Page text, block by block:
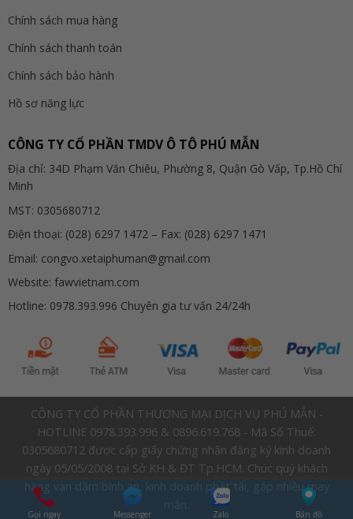
Chính sách mua hàng
Chính sách thanh toán
Chính sách bảo hành
Hồ sơ năng lực
CÔNG TY CỔ PHẦN TMDV Ô TÔ PHÚ MẪN
Địa chỉ: 34D Phạm Văn Chiêu, Phường 8, Quận Gò Vấp, Tp.Hồ Chí
Minh
MST: 0305680712
Điện thoại: (028) 6297 1472 – Fax: (028) 6297 1471
Email: congvo.xetaiphuman@gmail.com
Website: fawvietnam.com
Hotline: 0978.393.996 Chuyên gia tư vấn 24/24h
CÔNG TY CỔ PHẦN THƯƠNG MẠI DỊCH VỤ PHÚ MẪN -
HOTLINE 0978.393.996 & 0896.619.768 - Mã Số Thuế:
0305680712 được cấp giấy chứng nhận đăng ký kinh doanh
ngày 05/05/2008 tại Sở KH & ĐT Tp.HCM. Chúc quý khách
hàng vạn dặm bình an, kinh doanh phát tài, gặp nhiều may
Gọi ngay Messenger Zalo Bản đồ